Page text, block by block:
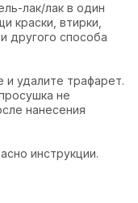
лак/лак в один
краски, втирки,
другого способа
и удалите трафарет.
не
нанесения
инструкции.